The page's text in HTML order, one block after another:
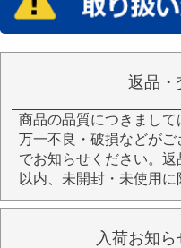
返品・
商品の品質につきまして
万一不良・破損などが
でお知らせください。
以内、未開封・未使用に
入荷お知